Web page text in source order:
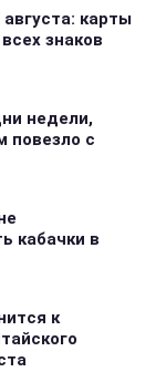
карты
знаков
недели,
повезло с
кабачки в
к